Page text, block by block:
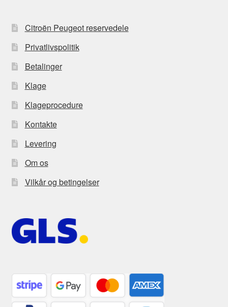
Citroën Peugeot reservedele
Privatlivspolitik
Betalinger
Klage
Klageprocedure
Kontakte
Levering
Om os
Vilkår og betingelser